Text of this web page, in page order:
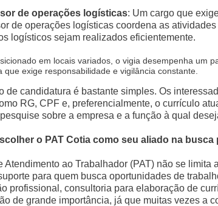
de operações logísticas: Um cargo que
de operações logísticas coordena as
logísticos sejam realizados eficientemente.
em locais variados, o vigia desempenha um
que exige responsabilidade e vigilância constante.
de candidatura é bastante simples. Os
RG, CPF e, preferencialmente, o currículo
sobre a empresa e a função à qual
o PAT Cotia como seu aliado na busca
Atendimento ao Trabalhador (PAT) não se
para quem busca oportunidades de
profissional, consultoria para elaboração de
de grande importância, já que muitas vezes a